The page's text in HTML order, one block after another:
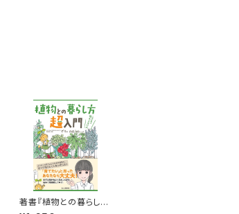
著書『植物との暮らし方